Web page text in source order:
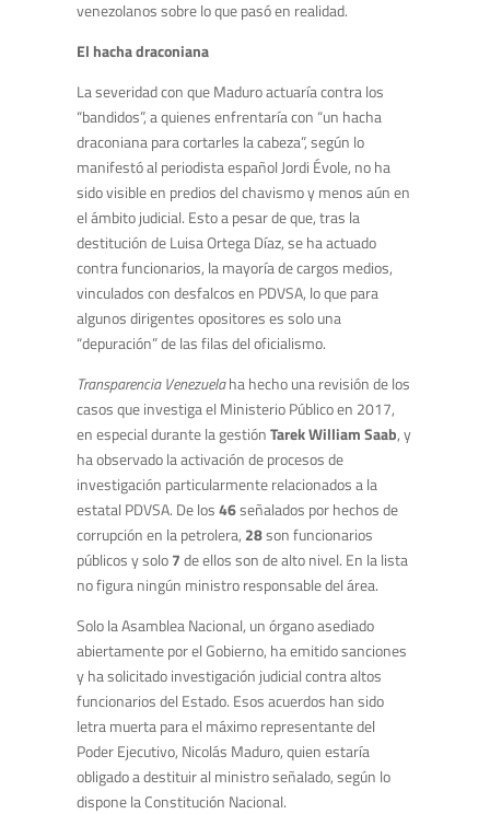
venezolanos sobre lo que pasó en realidad.
El hacha draconiana
La severidad con que Maduro actuaría contra los
“bandidos”, a quienes enfrentaría con “un hacha
draconiana para cortarles la cabeza”, según lo
manifestó al periodista español Jordi Évole, no ha
sido visible en predios del chavismo y menos aún en
el ámbito judicial. Esto a pesar de que, tras la
destitución de Luisa Ortega Díaz, se ha actuado
contra funcionarios, la mayoría de cargos medios,
vinculados con desfalcos en PDVSA, lo que para
algunos dirigentes opositores es solo una
“depuración” de las filas del oficialismo.
Transparencia Venezuelaha hecho una revisión de los
casos que investiga el Ministerio Público en 2017,
en especial durante la gestiónTarek William Saab, y
ha observado la activación de procesos de
investigación particularmente relacionados a la
estatal PDVSA. De los46señalados por hechos de
corrupción en la petrolera, 28son funcionarios
públicos y solo7de ellos son de alto nivel. En la lista
no figura ningún ministro responsable del área.
Solo la Asamblea Nacional, un órgano asediado
abiertamente por el Gobierno, ha emitido sanciones
y ha solicitado investigación judicial contra altos
funcionarios del Estado. Esos acuerdos han sido
letra muerta para el máximo representante del
Poder Ejecutivo, Nicolás Maduro, quien estaría
obligado a destituir al ministro señalado, según lo
dispone la Constitución Nacional.